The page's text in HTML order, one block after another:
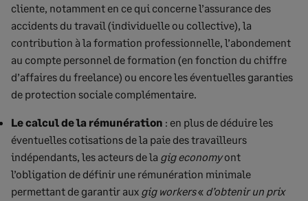
cliente, notamment en ce qui concerne l’assurance des
accidents du travail (individuelle ou collective), la
contribution à la formation professionnelle, l’abondement
au compte personnel de formation (en fonction du chiffre
d’affaires du freelance) ou encore les éventuelles garanties
de protection sociale complémentaire.
Le calcul de la rémunération : en plus de déduire les
éventuelles cotisations de la paie des travailleurs
indépendants, les acteurs de la gig economyont
l’obligation de définir une rémunération minimale
permettant de garantir aux gig workers« d’obtenir un prix